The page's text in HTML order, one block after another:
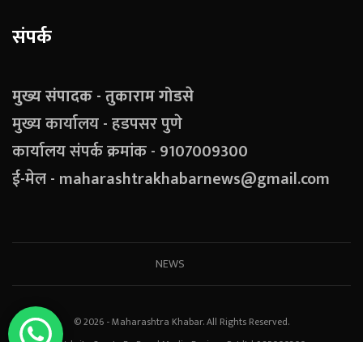
संपर्क
मुख्य संपादक - तुकाराम गोडसे
मुख्य कार्यालय - हडपसर पुणे
कार्यालय संपर्क क्रमांक - 9107009300
ई-मेल - maharashtrakhabarnews@gmail.com
NEWS
© 2026 - Maharashtra Khabar. All Rights Reserved.